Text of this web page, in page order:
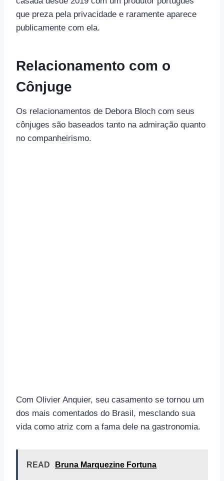
que preza pela privacidade e raramente aparece
publicamente com ela.
Relacionamento com o
Cônjuge
Os relacionamentos de Debora Bloch com seus
cônjuges são baseados tanto na admiração quanto
no companheirismo.
Com Olivier Anquier, seu casamento se tornou um
dos mais comentados do Brasil, mesclando sua
vida como atriz com a fama dele na gastronomia.
READ Bruna Marquezine Fortuna